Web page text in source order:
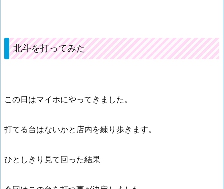
北斗を打ってみた
この日はマイホにやってきました。
打てる台はないかと店内を練り歩きます。
ひとしきり見て回った結果